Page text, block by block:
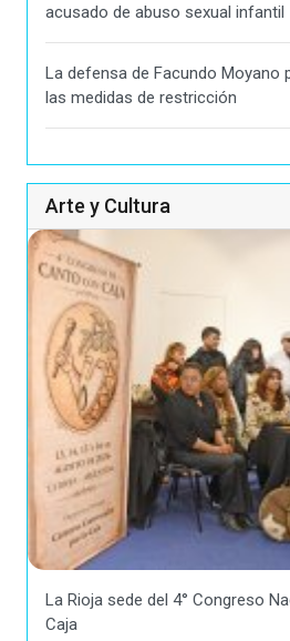
acusado de abuso sexual infantil
La defensa de Facundo Moyano
las medidas de restricción
Arte y Cultura
La Rioja sede del 4° Congreso
Caja